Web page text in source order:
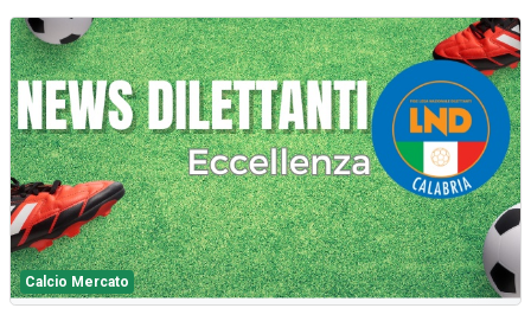
Calcio Mercato